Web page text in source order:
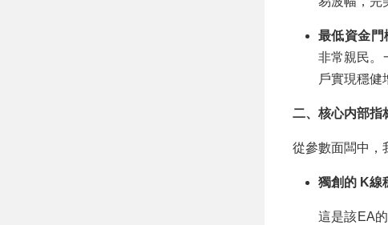
最低資金門
非常親民。
戶實現穩健
二、核心内部指
從參數面闆中，
獨創的 K線
這是該EA